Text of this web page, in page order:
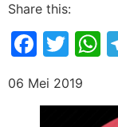
Share this:
06 Mei 2019